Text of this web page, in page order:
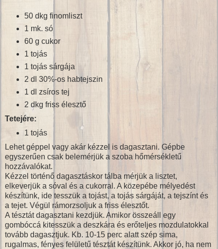
50 dkg finomliszt
1 mk. só
60 g cukor
1 tojás
1 tojás sárgája
2 dl 30%-os habtejszin
1 dl zsíros tej
2 dkg friss élesztő
Tetejére:
1 tojás
Lehet géppel vagy akár kézzel is dagasztani. Gépbe
egyszerűen csak belemérjük a szoba hőmérsékletű
hozzávalókat.
Kézzel történő dagasztáskor tálba mérjük a lisztet,
elkeverjük a sóval és a cukorral. A közepébe mélyedést
készítünk, ide tesszük a tojást, a tojás sárgáját, a tejszínt és
a tejet. Végül rámorzsoljuk a friss élesztőt.
A tésztát dagasztani kezdjük. Amikor összeáll egy
gombóccá kitesszük a deszkára és erőteljes mozdulatokkal
tovább dagasztjuk. Kb. 10-15 perc alatt szép sima,
rugalmas, fényes felületű tésztát készítünk. Akkor jó, ha nem